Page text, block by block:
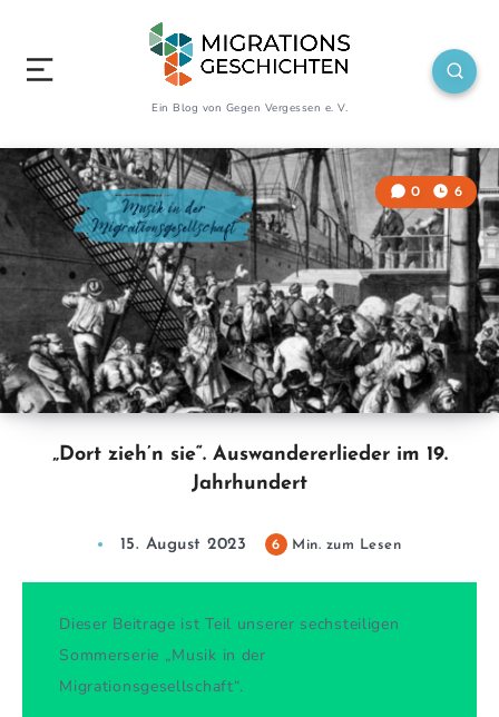
Ein Blog von Gegen Vergessen e. V.
„Dort zieh’n sie“. Auswandererlieder im 19.
Jahrhundert
0 6
15. August 2023 6 Min. zum Lesen
Dieser Beitrage ist Teil unserer sechsteiligen
Sommerserie „Musik in der
Migrationsgesellschaft“.